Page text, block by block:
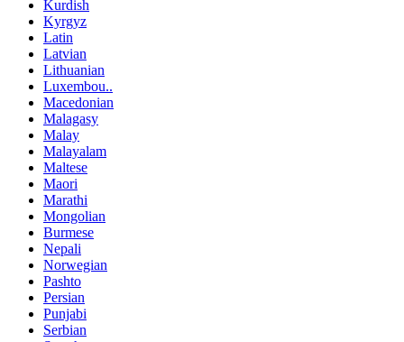
Kurdish
Kyrgyz
Latin
Latvian
Lithuanian
Luxembou..
Macedonian
Malagasy
Malay
Malayalam
Maltese
Maori
Marathi
Mongolian
Burmese
Nepali
Norwegian
Pashto
Persian
Punjabi
Serbian